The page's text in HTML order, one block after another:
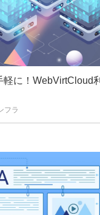
に！WebVirtCloud
フラ